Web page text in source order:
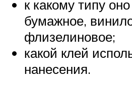
к какому типу
бумажное,
флизелиновое;
какой клей
нанесения.